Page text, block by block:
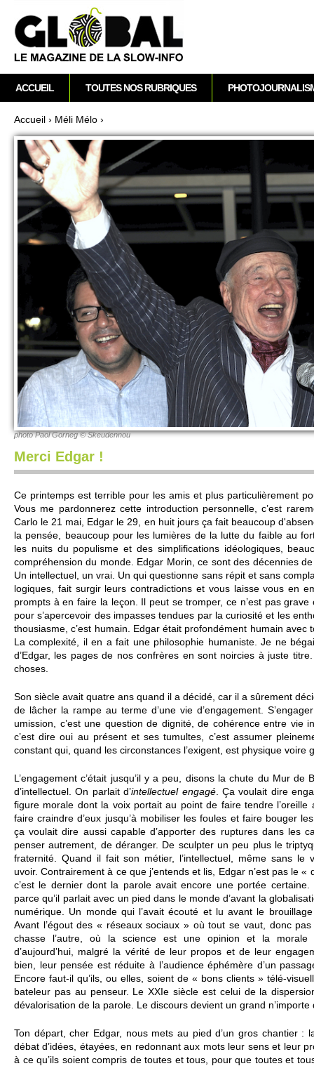
Vous êtes ici
Accueil › Méli Mélo ›
photo Paol Gorneg © Skeudennou
Merci Edgar !
Ce printe­mps est te­rrible pour les amis et plus parti­culière­ment
Vous me pardonnerez cette in­troduction personne­lle, c’est
Carlo le 21 mai, Edgar le 29, en huit jours ça fait be­aucoup
la pensée, be­aucoup pour les lumières de la lutte du faible au
les nuits du po­pulisme et des si­m­plifi­cati­ons idéologiques,
compréhension du monde. Edgar Morin, ce sont des décennies
Un inte­llectuel, un vrai. Un qui questi­onne sans répit et sans
logiques, fait surgir leurs contradi­cti­ons et vous laisse vous en
pro­mpts à en faire la leçon. Il peut se tro­mper, ce n’est pas
pour s’ape­rce­voir des impasses tendues par la curi­osité et les
thousi­asme, c’est humain. Edgar était profondément humain avec
La co­m­plexité, il en a fait une phi­loso­phie humaniste. Je ne
d’Edgar, les pages de nos confrères en sont noircies à juste
choses.
Son siècle avait quatre ans quand il a décidé, car il a sûre­ment
de lâcher la rampe au terme d’une vie d’engage­ment.
umission, c’est une question de dignité, de cohérence entre vie
c’est dire oui au présent et ses tumultes, c’est assumer
constant qui, quand les ci­rconstances l’exigent, est physique voire
L’engage­ment c’était jusqu’il y a peu, disons la chute du Mur de
d’inte­llectuel. On parlait d’inte­llectuel engagé. Ça vo­ulait dire
figure morale dont la voix po­rtait au point de faire tendre l’ore­i­lle
faire craindre d’eux jusqu’à mobi­liser les foules et faire bo­uger
ça vo­ulait dire aussi capable d’appo­rter des ruptures dans les
penser autre­ment, de déranger. De sculpter un peu plus le
frate­rnité. Quand il fait son métier, l’inte­llectuel, même sans le
uvoir. Contraire­ment à ce que j’entends et lis, Edgar n’est pas le
c’est le dernier dont la parole avait encore une portée
parce qu’il parlait avec un pied dans le monde d’avant la
numérique. Un monde qui l’avait écouté et lu avant le
Avant l’égout des « réseaux so­ci­aux » où tout se vaut, donc
chasse l’autre, où la sci­ence est une opinion et la morale
d’aujourd’hui, malgré la vérité de leur pro­pos et de leur
bien, leur pensée est réduite à l’audience éphémère d’un
Encore faut-il qu’ils, ou elles, so­ient de « bons clients » télé-
bate­leur pas au penseur. Le XXIe siècle est celui de la
dévalori­sation de la parole. Le discours devi­ent un grand n’impo­rte
Ton départ, cher Edgar, nous mets au pied d’un gros chantier :
débat d’idées, étayées, en redonnant aux mots leur sens et leur
à ce qu’ils so­ient co­m­pris de to­utes et tous, pour que to­utes et
M
e
n
u
i
n
c
i
p
ACCUEIL TOUTES NOS RUBRIQUES